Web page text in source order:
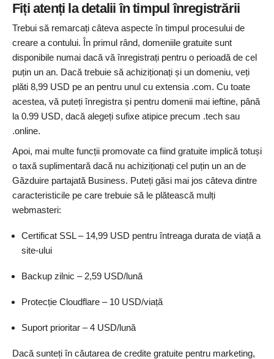
Fiți atenți la detalii în timpul înregistrării
Trebui să remarcați câteva aspecte în timpul procesului de
creare a contului. În primul rând, domeniile gratuite sunt
disponibile numai dacă vă înregistrați pentru o perioadă de cel
puțin un an. Dacă trebuie să achiziționați și un domeniu, veți
plăti 8,99 USD pe an pentru unul cu extensia .com. Cu toate
acestea, vă puteți înregistra și pentru domenii mai ieftine, până
la 0.99 USD, dacă alegeți sufixe atipice precum .tech sau
.online.
Apoi, mai multe funcții promovate ca fiind gratuite implică totuși
o taxă suplimentară dacă nu achiziționați cel puțin un an de
Găzduire partajată Business. Puteți găsi mai jos câteva dintre
caracteristicile pe care trebuie să le plătească mulți
webmasteri:
Certificat SSL – 14,99 USD pentru întreaga durata de viață a
site-ului
Backup zilnic – 2,59 USD/lună
Protecție Cloudflare – 10 USD/viață
Suport prioritar – 4 USD/lună
Dacă sunteți în căutarea de credite gratuite pentru marketing,